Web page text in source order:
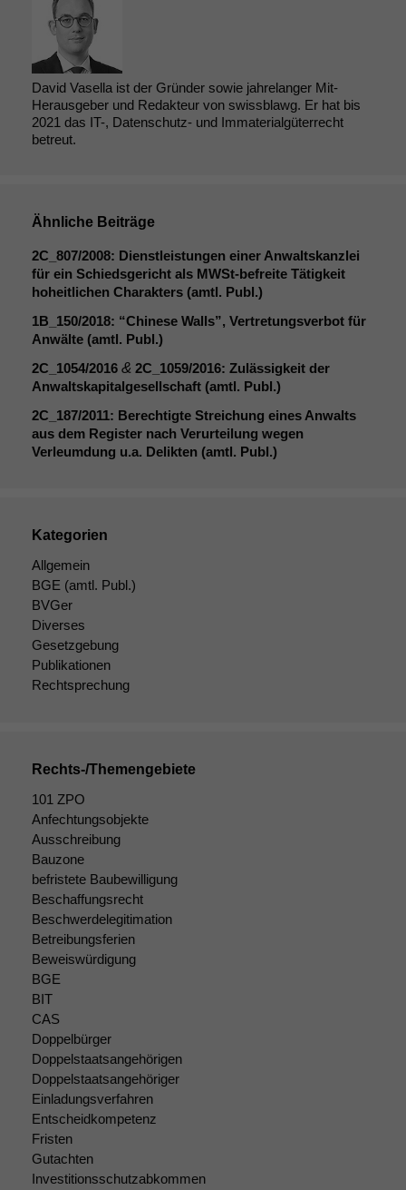
David Vasella ist der Gründer sowie jahrelanger Mit-
Herausgeber und Redakteur von swissblawg. Er hat bis
2021 das IT-, Datenschutz- und Immaterialgüterrecht
betreut.
Ähnliche Beiträge
2C_807/2008: Dienstleistungen einer Anwaltskanzlei
für ein Schiedsgericht als MWSt-befreite Tätigkeit
hoheitlichen Charakters (amtl. Publ.)
1B_150/2018: “Chinese Walls”, Vertretungsverbot für
Anwälte (amtl. Publ.)
2C_1054/2016 & 2C_1059/2016: Zulässigkeit der
Anwaltskapitalgesellschaft (amtl. Publ.)
2C_187/2011: Berechtigte Streichung eines Anwalts
aus dem Register nach Verurteilung wegen
Verleumdung u.a. Delikten (amtl. Publ.)
Kategorien
Allgemein
BGE (amtl. Publ.)
BVGer
Diverses
Gesetzgebung
Publikationen
Rechtsprechung
Rechts-/Themengebiete
101 ZPO
Anfechtungsobjekte
Ausschreibung
Bauzone
befristete Baubewilligung
Beschaffungsrecht
Beschwerdelegitimation
Betreibungsferien
Beweiswürdigung
BGE
BIT
CAS
Doppelbürger
Doppelstaatsangehörigen
Doppelstaatsangehöriger
Einladungsverfahren
Entscheidkompetenz
Fristen
Gutachten
Investitionsschutzabkommen